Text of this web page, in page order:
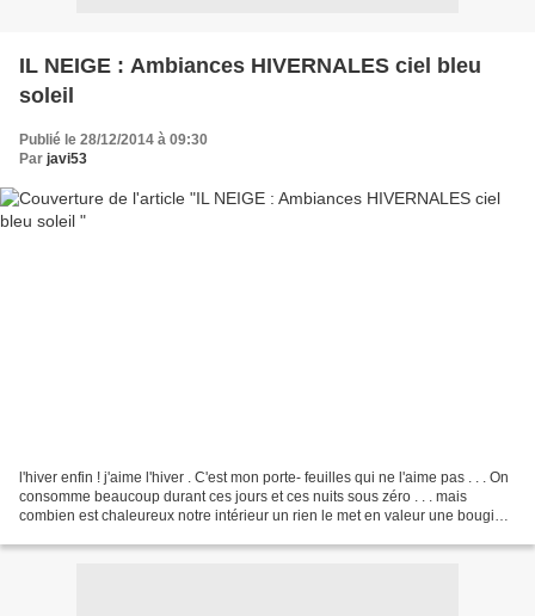
IL NEIGE : Ambiances HIVERNALES ciel bleu
soleil
Publié le 28/12/2014 à 09:30
Par javi53
l'hiver enfin ! j'aime l'hiver . C'est mon porte- feuilles qui ne l'aime pas . . . On
consomme beaucoup durant ces jours et ces nuits sous zéro . . . mais
combien est chaleureux notre intérieur un rien le met en valeur une bougie